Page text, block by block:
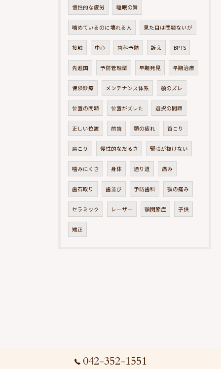
慢性的な疲労 睡眠の質
噛めているのに壊れる人 見た目は問題ないが
接触 中心 歯科予防 訴え BPTS
先進国 予防管理型 早期発見 早期治療
保険診療 メンテナンス体系 顎のズレ
位置の問題 位置がズレた 選択の問題
正しい位置 前歯 顎の疲れ 首こり
肩こり 慢性的なだるさ 緊張が抜けない
噛みにくさ 身体 通り道 痛み
歯石取り 歯並び 予防歯科 顎の痛み
セラミック レーザー 顎関節症 子供
矯正
042-352-1551